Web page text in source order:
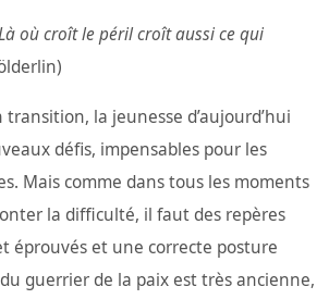
où croît le péril croît aussi ce qui
la jeunesse d’aujourd’hui
défis, impensables pour les
Mais comme dans tous les moments
la difficulté, il faut des repères
éprouvés et une correcte posture
guerrier de la paix est très ancienne,